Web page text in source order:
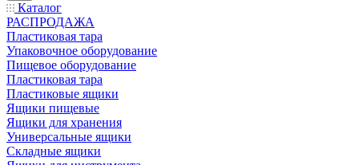
Каталог
РАСПРОДАЖА
Пластиковая тара
Упаковочное оборудование
Пищевое оборудование
Пластиковая тара
Пластиковые ящики
Ящики пищевые
Ящики для хранения
Универсальные ящики
Складные ящики